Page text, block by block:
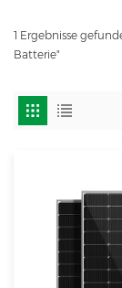
1 Ergebnisse
Batterie"